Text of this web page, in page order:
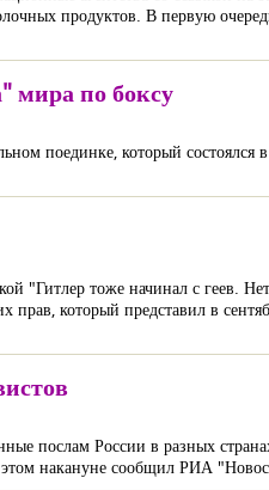
продуктов. В первую
мира по боксу
поединке, который
тоже начинал с геев.
который представил в
послам России в разных
накануне сообщил РИА